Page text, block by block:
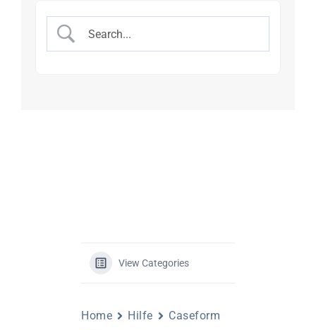
View Categories
Home Hilfe Caseform